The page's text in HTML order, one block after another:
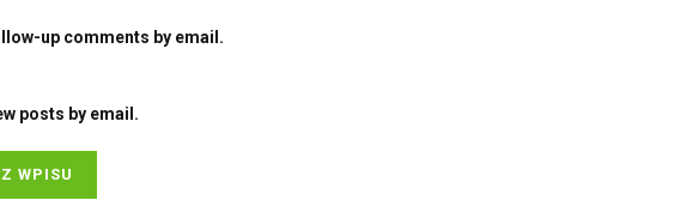
up comments by email.
posts by email.